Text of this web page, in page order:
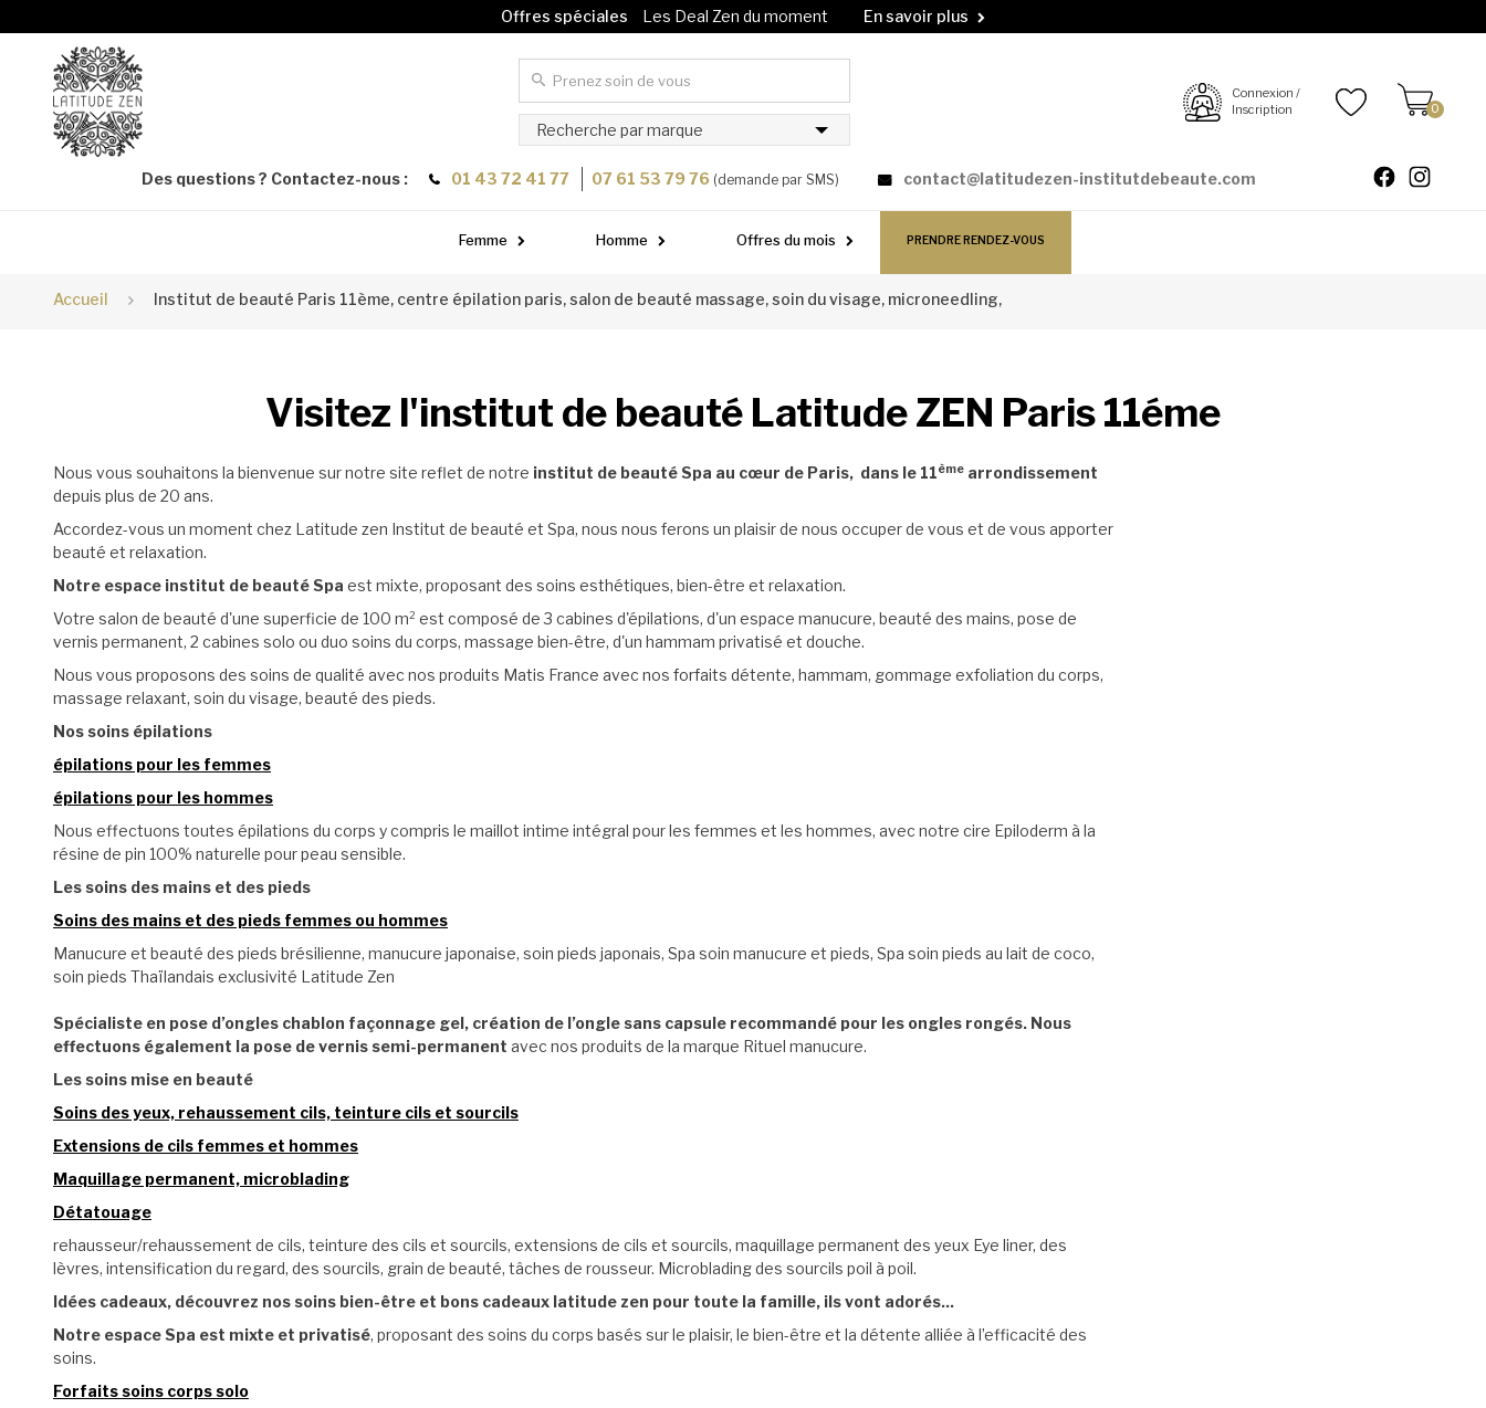
Offres spéciales Les Deal Zen du moment
En savoir plus
Des questions ? Contactez-nous : 01 43 72 41 77 07 61 53 79 76 (demande par SMS) contact@latitudezen-institutdebeaute.com
Recherche par marque
Connexion /
Inscription
0
Femme Homme Offres du mois PRENDRE RENDEZ-VOUS
Accueil Institut de beauté Paris 11ème, centre épilation paris, salon de beauté massage, soin du visage, microneedling,
Visitez l'institut de beauté Latitude ZEN Paris 11éme
Nous vous souhaitons la bienvenue sur notre site reflet de notre institut de beauté Spa au cœur de Paris, dans le 11ème arrondissement
depuis plus de 20 ans.
Accordez-vous un moment chez Latitude zen Institut de beauté et Spa, nous nous ferons un plaisir de nous occuper de vous et de vous apporter
beauté et relaxation.
Notre espace institut de beauté Spa est mixte, proposant des soins esthétiques, bien-être et relaxation.
Votre salon de beauté d'une superficie de 100 m² est composé de 3 cabines d'épilations, d'un espace manucure, beauté des mains, pose de
vernis permanent, 2 cabines solo ou duo soins du corps, massage bien-être, d'un hammam privatisé et douche.
Nous vous proposons des soins de qualité avec nos produits Matis France avec nos forfaits détente, hammam, gommage exfoliation du corps,
massage relaxant, soin du visage, beauté des pieds.
Nos soins épilations
épilations pour les femmes
épilations pour les hommes
Nous effectuons toutes épilations du corps y compris le maillot intime intégral pour les femmes et les hommes, avec notre cire Epiloderm à la
résine de pin 100% naturelle pour peau sensible.
Les soins des mains et des pieds
Soins des mains et des pieds femmes ou hommes
Manucure et beauté des pieds brésilienne, manucure japonaise, soin pieds japonais, Spa soin manucure et pieds, Spa soin pieds au lait de coco,
soin pieds Thaïlandais exclusivité Latitude Zen
Spécialiste en pose d’ongles chablon façonnage gel, création de l’ongle sans capsule recommandé pour les ongles rongés. Nous
effectuons également la pose de vernis semi-permanent avec nos produits de la marque Rituel manucure.
Les soins mise en beauté
Soins des yeux, rehaussement cils, teinture cils et sourcils
Extensions de cils femmes et hommes
Maquillage permanent, microblading
Détatouage
rehausseur/rehaussement de cils, teinture des cils et sourcils, extensions de cils et sourcils, maquillage permanent des yeux Eye liner, des
lèvres, intensification du regard, des sourcils, grain de beauté, tâches de rousseur. Microblading des sourcils poil à poil.
Idées cadeaux, découvrez nos soins bien-être et bons cadeaux latitude zen pour toute la famille, ils vont adorés...
Notre espace Spa est mixte et privatisé, proposant des soins du corps basés sur le plaisir, le bien-être et la détente alliée à l’efficacité des
soins.
Forfaits soins corps solo